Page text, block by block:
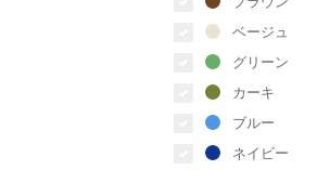
ベージュ
グリーン
カーキ
ブルー
ネイビー